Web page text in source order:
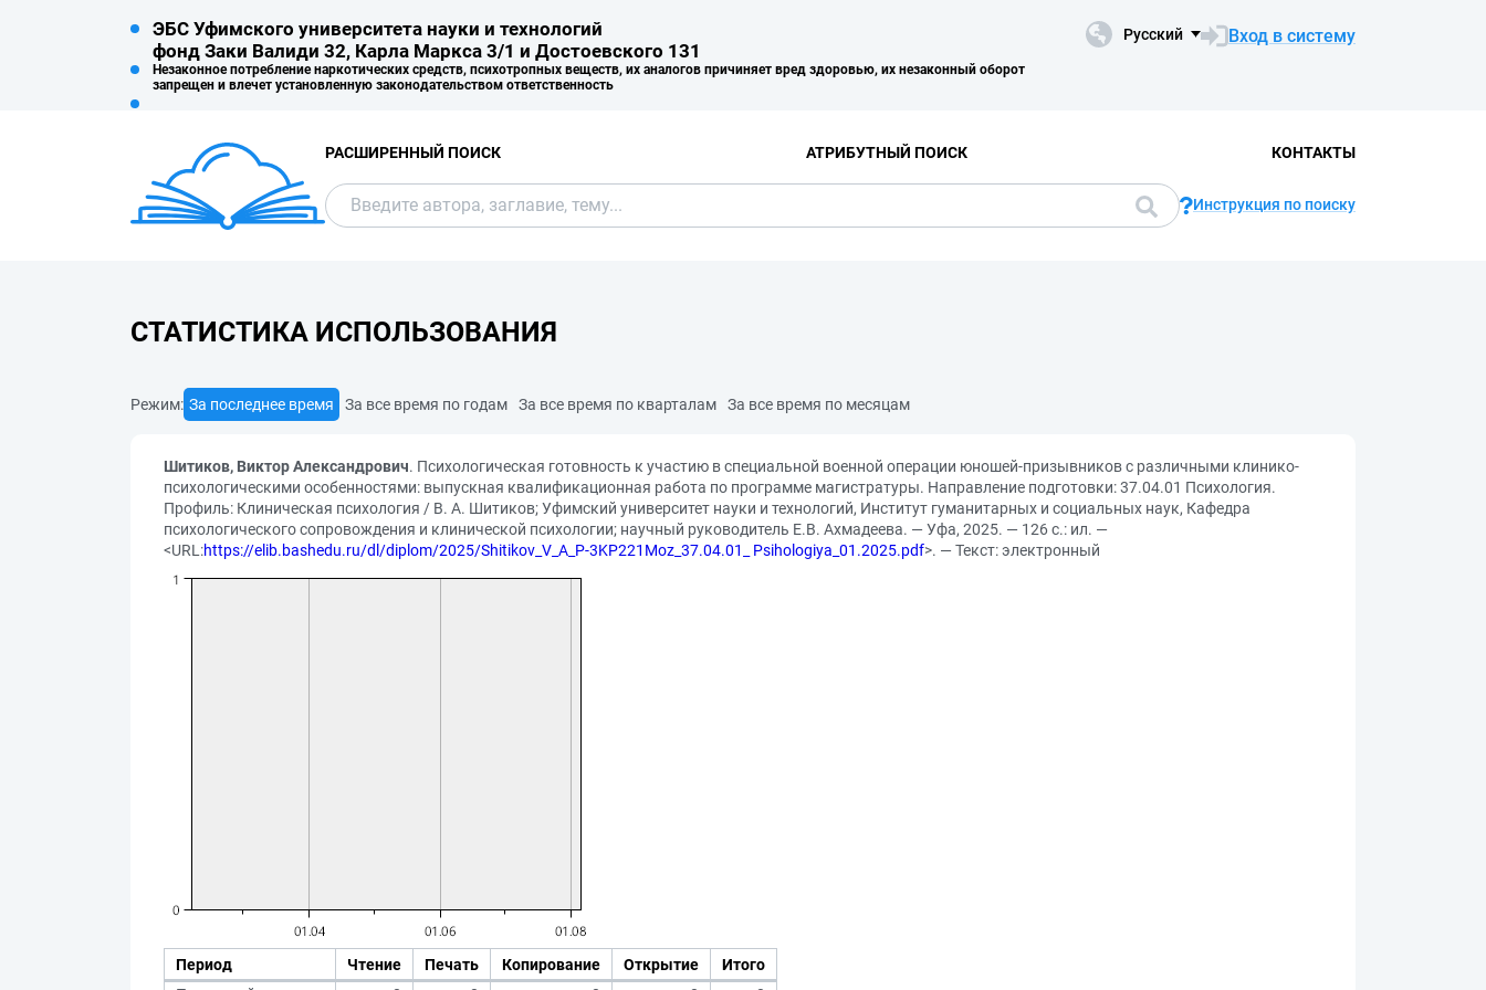
ЭБС Уфимского университета науки и технологий
фонд Заки Валиди 32, Карла Маркса 3/1 и Достоевского 131
Незаконное потребление наркотических средств, психотропных веществ, их аналогов причиняет вред здоровью, их незаконный оборот
запрещен и влечет установленную законодательством ответственность
Русский Вход в систему
РАСШИРЕННЫЙ ПОИСК АТРИБУТНЫЙ ПОИСК КОНТАКТЫ
Инструкция по поиску
СТАТИСТИКА ИСПОЛЬЗОВАНИЯ
Режим: За последнее время За все время по годам За все время по кварталам За все время по месяцам
Шитиков, Виктор Александрович. Психологическая готовность к участию в специальной военной операции юношей-призывников с различными клинико-
психологическими особенностями: выпускная квалификационная работа по программе магистратуры. Направление подготовки: 37.04.01 Психология.
Профиль: Клиническая психология / В. А. Шитиков; Уфимский университет науки и технологий, Институт гуманитарных и социальных наук, Кафедра
психологического сопровождения и клинической психологии; научный руководитель Е.В. Ахмадеева. — Уфа, 2025. — 126 с.: ил. —
<URL:https://elib.bashedu.ru/dl/diplom/2025/Shitikov_V_A_P-3KP221Moz_37.04.01_ Psihologiya_01.2025.pdf>. — Текст: электронный
Период Чтение Печать Копирование Открытие
Итого